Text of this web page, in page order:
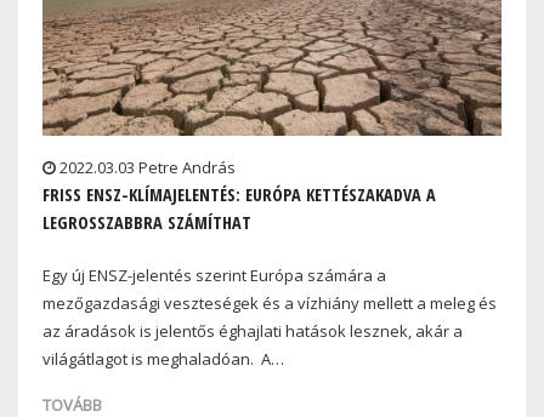
2022.03.03 Petre András
FRISS ENSZ-KLÍMAJELENTÉS: EURÓPA KETTÉSZAKADVA A
LEGROSSZABBRA SZÁMÍTHAT
Egy új ENSZ-jelentés szerint Európa számára a
mezőgazdasági veszteségek és a vízhiány mellett a meleg és
az áradások is jelentős éghajlati hatások lesznek, akár a
világátlagot is meghaladóan. A…
TOVÁBB